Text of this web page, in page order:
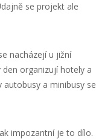
se projekt ale
nacházejí u jižní
den organizují hotely a
a minibusy se
impozantní je to dílo.